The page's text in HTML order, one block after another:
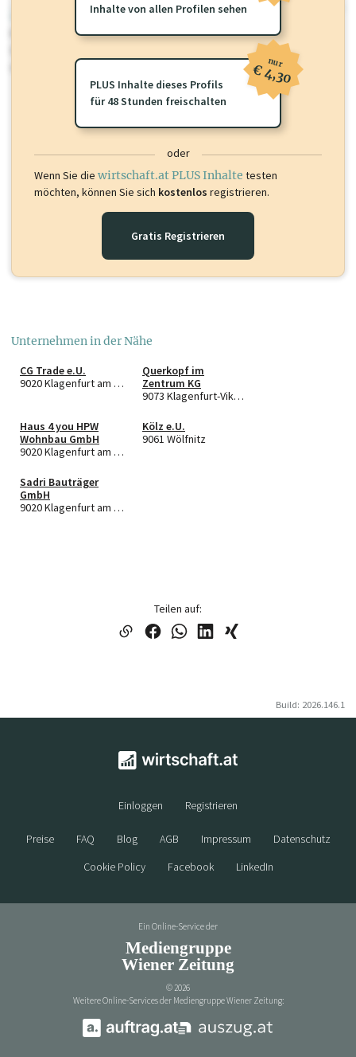
wirtschaft.at PLUS
Für dieses Profil gibt es zusätzlichewirtschaft.at PLUS Inhalte
Sie momentan nicht einsehen können. Schalten Sie dieses Profil frei
oder loggen Sie sich ein um diese Inhalte zu sehen.
Inhalte von allen Profilen sehen
PLUS Inhalte dieses Profils
für 48 Stunden freischalten
nur
€ 4,30
oder
Wenn Sie die wirtschaft.at PLUS Inhalte testen
möchten, können Sie sich kostenlos registrieren.
Gratis Registrieren
Unternehmen in der Nähe
CG Trade e.U.
9020 Klagenfurt am Wörthersee
Querkopf im
Zentrum KG
9073 Klagenfurt-Viktring
Haus 4 you HPW
Wohnbau GmbH
9020 Klagenfurt am Wörthersee
Kölz e.U.
9061 Wölfnitz
Sadri Bauträger
GmbH
9020 Klagenfurt am Wörthersee
Teilen auf:
Build: 2026.146.1
Einloggen Registrieren
Preise FAQ Blog AGB Impressum
Datenschutz
Cookie Policy
Facebook LinkedIn
Ein Online-Service der
Mediengruppe
Wiener Zeitung
© 2026
Weitere Online-Services der Mediengruppe Wiener Zeitung: